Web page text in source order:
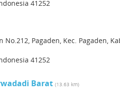
41252
No.212, Pagaden, Kec. Pagaden,
41252
Barat (13.63 km)